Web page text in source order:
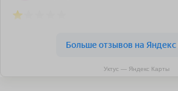
Уктус — Яндекс Карты